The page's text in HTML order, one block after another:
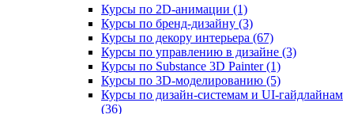
Курсы по 2D‑анимации (1)
Курсы по бренд‑дизайну (3)
Курсы по декору интерьера (67)
Курсы по управлению в дизайне (3)
Курсы по Substance 3D Painter (1)
Курсы по 3D‑моделированию (5)
Курсы по дизайн-системам и UI-гайдлайнам
(36)